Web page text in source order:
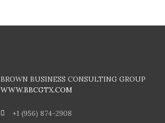
BROWN BUSINESS CONSULTING GROUP
WWW.BBCGTX.COM
+1 (956) 874-2908